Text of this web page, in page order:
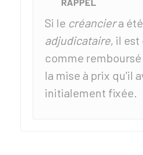
Si le créanciera
adjudicataire, il
comme
la mise à prix qu'il
initialement fixée.